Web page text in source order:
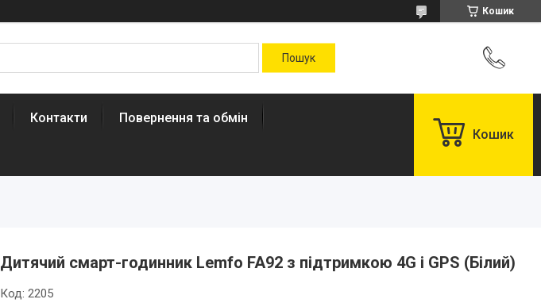
Кошик
Контакти Повернення та обмін
Кошик
Дитячий смарт-годинник Lemfo FA92 з підтримкою 4G і GPS (Білий)
Код: 2205